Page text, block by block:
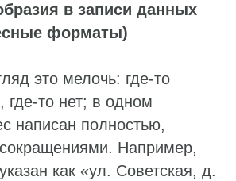
в записи данных
форматы)
это мелочь: где-то
где-то нет; в одном
написан полностью,
Например,
как «ул. Советская, д.